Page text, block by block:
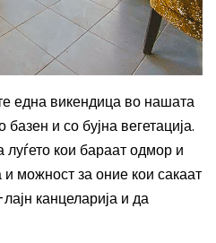
една викендица во нашата
и со бујна вегетација.
кои бараат одмор и
можност за оние кои сакаат
канцеларија и да